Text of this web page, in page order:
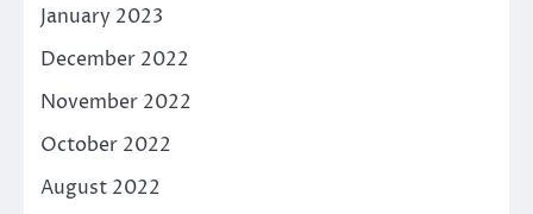
January 2023
December 2022
November 2022
October 2022
August 2022